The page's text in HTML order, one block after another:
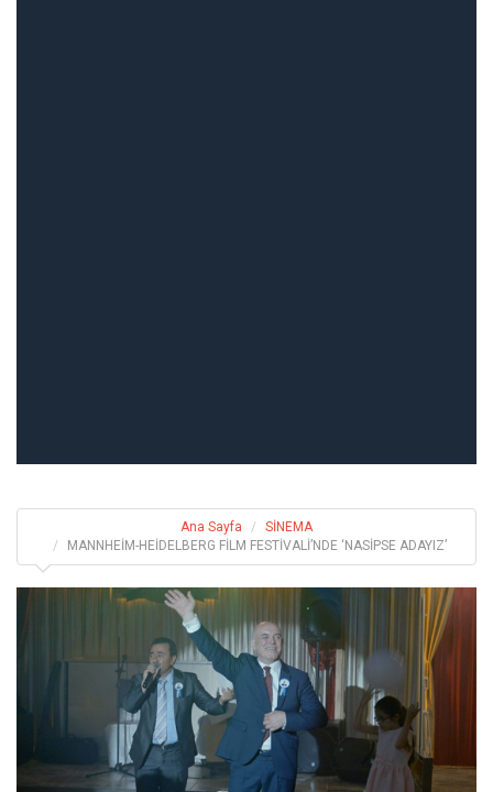
Ana Sayfa
SİNEMA
MANNHEİM-HEİDELBERG FİLM FESTİVALİ’NDE ‘NASİPSE ADAYIZ’